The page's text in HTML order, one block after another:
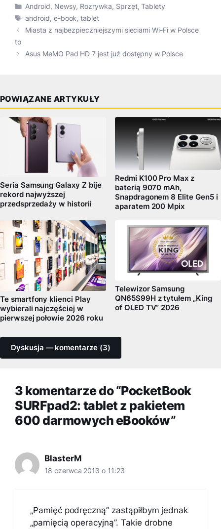
Kategorie
Android, Newsy, Rozrywka, Sprzęt,Tablety
Tagi
android, e-book,tablet
Miasta z najbezpieczniejszymi sieciami Wi-Fi w Polsce
to
Asus MeMO Pad HD 7 jest już dostępny w Polsce
POWIĄZANE ARTYKUŁY
Seria Samsung Galaxy Z bije
rekord najwyższej
przedsprzedaży w historii
Redmi K100 Pro Max z
baterią 9070 mAh,
Snapdragonem 8 Elite Gen5 i
aparatem 200 Mpix
Te smartfony klienci Play
wybierali najczęściej w
pierwszej połowie 2026 roku
Telewizor Samsung
QN65S99H z tytułem „King
of OLED TV” 2026
Dyskusja — komentarze (3)
3 komentarze do “PocketBook
SURFpad2: tablet z pakietem
600 darmowych eBooków”
BlasterM
18 czerwca 2013 o 11:23
„Pamięć podręczną” zastąpiłbym jednak
„pamięcią operacyjną”. Takie drobne